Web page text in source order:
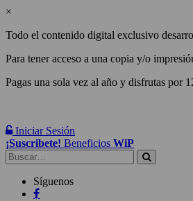
×
Todo el contenido digital exclusivo
Para tener acceso a una copia y/o
Pagas una sola vez al año y disfrutas por
Iniciar Sesión
¡Suscribete! Beneficios WiP
Buscar:
Síguenos